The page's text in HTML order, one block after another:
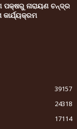
ପକ୍ଷରୁ ନାରାୟଣ ଚନ୍ଦ୍ର
39157
24318
17114